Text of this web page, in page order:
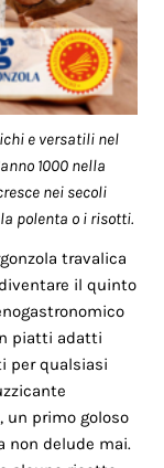
e versatili nel
1000 nella
nei secoli
polenta o i risotti.
travalica
il quinto
piatti adatti
per qualsiasi
un primo goloso
non delude mai.